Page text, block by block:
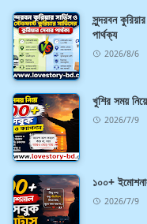
সুন্দরবন
পার্থক্য
2026/8/6
খুশির সময়
2026/7/9
১০০+
2026/7/9